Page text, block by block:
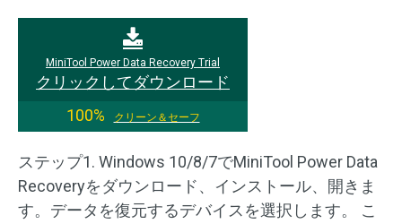
MiniTool Power Data Recovery Trial
クリックしてダウンロード
100%
クリーン＆セーフ
ステップ1. Windows 10/8/7でMiniTool Power Data
Recoveryをダウンロード、インストール、開きま
す。データを復元するデバイスを選択します。 こ